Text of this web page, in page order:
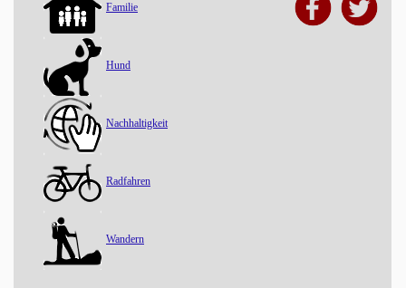
Familie
Hund
Nachhaltigkeit
Radfahren
Wandern